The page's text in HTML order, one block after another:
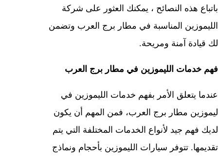
باتباع هذه النصائح ، يمكنك العثور على شركة
الليموزين المناسبة في مطار برج العرب وتضمن
لك قيادة آمنة ومريحة.
فهم خدمات الليموزين في مطار برج العرب
عندما يتعلق الأمر بفهم خدمات الليموزين في
ليموزين مطار برج العرب، فمن المهم أن يكون
لديك فهم جيد لأنواع الخدمات المختلفة التي يتم
تقديمها. تتوفر سيارات الليموزين بأحجام ونماذج